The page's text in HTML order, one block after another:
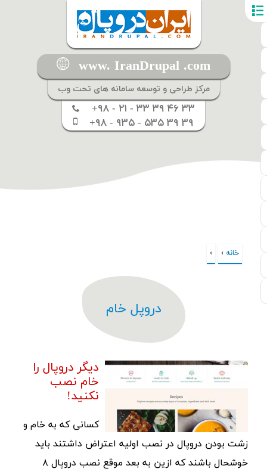
www. IranDrupal .com
مرکز طراحی و توسعه سامانه های تحت وب
+۹۸ - ۲۱ - ۳۳ ۳۹ ۴۶ ۳۳
+۹۸ - ۹۳۵ - ۵۳۵ ۳۹ ۳۹
شما اینجا هستید
خانه ›
›
دروپل خام
دیگر دروپال را
خام نصب
نکنید!
کسانی که به خام و
زشت بودن دروپال در نصب اولیه اعتراض داشتند باید
خوشحال باشند که ازین به بعد موقع نصب دروپال ۸